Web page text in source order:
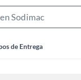
de Entrega